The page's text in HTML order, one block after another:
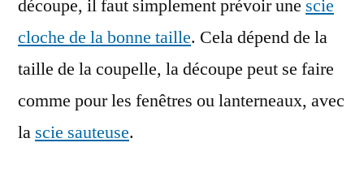
découpe, il faut simplement prévoir une scie
cloche de la bonne taille. Cela dépend de la
taille de la coupelle, la découpe peut se faire
comme pour les fenêtres ou lanterneaux, avec
la scie sauteuse.